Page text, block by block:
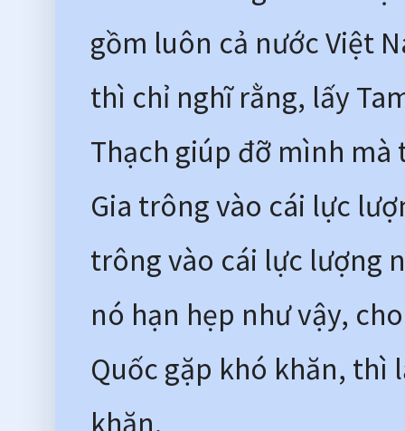
gồm luôn cả nước Việt
thì chỉ nghĩ rằng, lấy
Thạch giúp đỡ mình
Gia trông vào cái lực
trông vào cái lực lượng
nó hạn hẹp như vậy,
Quốc gặp khó khăn, thì
khăn.